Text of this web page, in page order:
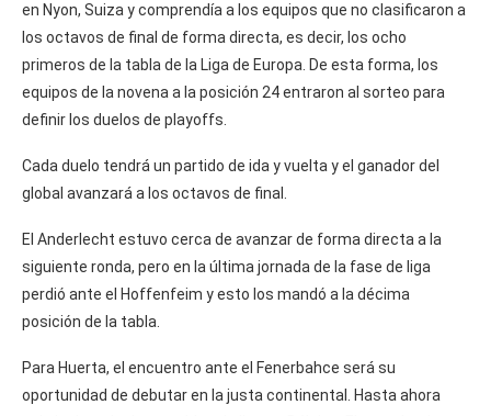
en Nyon, Suiza y comprendía a los equipos que no clasificaron a
los octavos de final de forma directa, es decir, los ocho
primeros de la tabla de la Liga de Europa. De esta forma, los
equipos de la novena a la posición 24 entraron al sorteo para
definir los duelos de playoffs.
Cada duelo tendrá un partido de ida y vuelta y el ganador del
global avanzará a los octavos de final.
El Anderlecht estuvo cerca de avanzar de forma directa a la
siguiente ronda, pero en la última jornada de la fase de liga
perdió ante el Hoffenfeim y esto los mandó a la décima
posición de la tabla.
Para Huerta, el encuentro ante el Fenerbahce será su
oportunidad de debutar en la justa continental. Hasta ahora